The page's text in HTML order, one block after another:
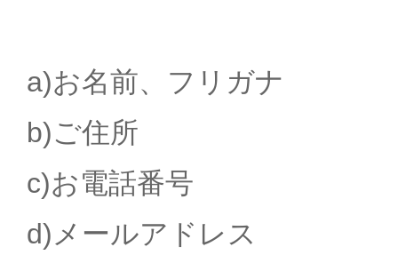
a)お名前、フリガナ
b)ご住所
c)お電話番号
d)メールアドレス